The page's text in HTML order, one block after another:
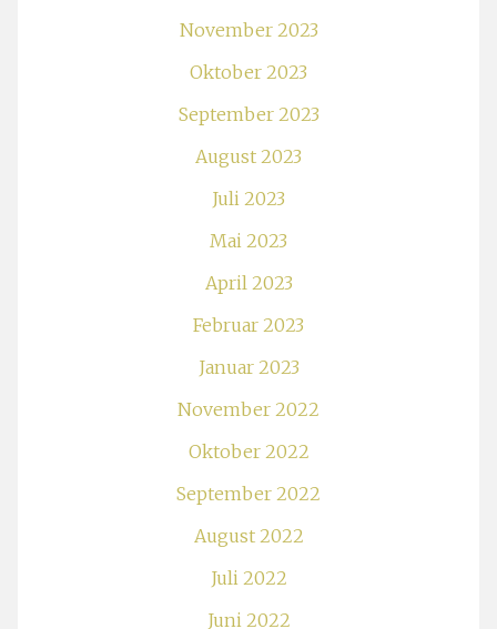
November 2023
Oktober 2023
September 2023
August 2023
Juli 2023
Mai 2023
April 2023
Februar 2023
Januar 2023
November 2022
Oktober 2022
September 2022
August 2022
Juli 2022
Juni 2022